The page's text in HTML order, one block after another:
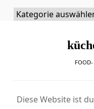
FOOD-
Diese Website ist